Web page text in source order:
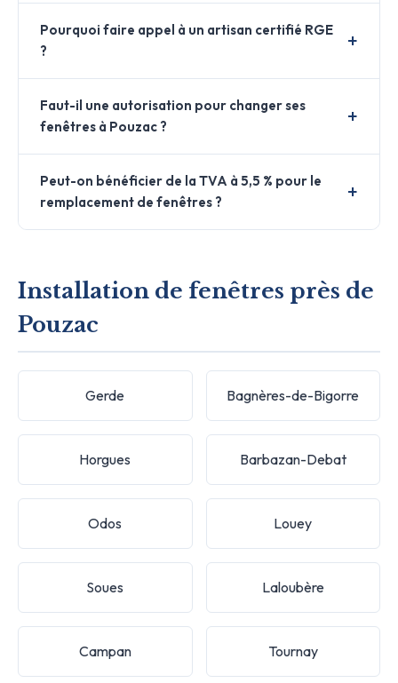
Pourquoi faire appel à un artisan certifié RGE
?
Faut-il une autorisation pour changer ses
fenêtres à Pouzac ?
Peut-on bénéficier de la TVA à 5,5 % pour le
remplacement de fenêtres ?
Installation de fenêtres près de
Pouzac
Gerde Bagnères-de-Bigorre
Horgues Barbazan-Debat
Odos Louey
Soues Laloubère
Campan Tournay